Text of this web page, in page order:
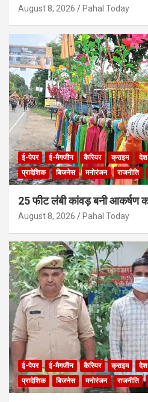
August 8, 2026 Pahal Today
ई-पेपर ई-मैगजीन कैरियर क्राइम देश
प्रादेशिक
बिजनेस मनोरंजन राजनीति
25 फीट लंबी कांवड़ बनी आकर्षण
August 8, 2026 Pahal Today
ई-पेपर ई-मैगजीन कैरियर क्राइम देश
प्रादेशिक
बिजनेस मनोरंजन राजनीति